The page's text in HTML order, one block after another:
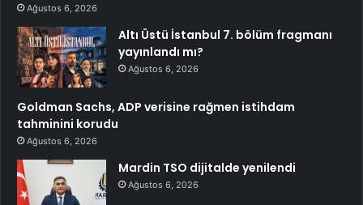
Ağustos 6, 2026
Altı Üstü İstanbul 7. bölüm fragmanı
yayınlandı mı?
Ağustos 6, 2026
Goldman Sachs, ADP verisine rağmen istihdam
tahminini korudu
Ağustos 6, 2026
Mardin TSO dijitalde yenilendi
Ağustos 6, 2026